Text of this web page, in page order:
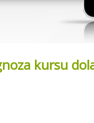
kursu